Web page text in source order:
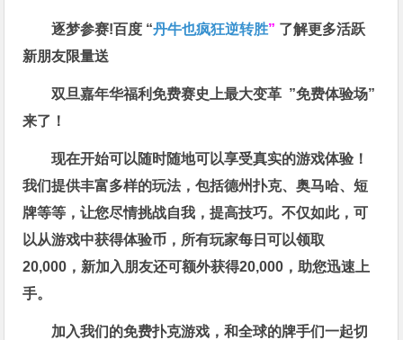
逐梦参赛!百度 “丹牛也疯狂逆转胜” 了解更多活跃
新朋友限量送
双旦嘉年华福利免费赛史上最大变革 ”免费体验场”
来了！
现在开始可以随时随地可以享受真实的游戏体验！
我们提供丰富多样的玩法，包括德州扑克、奥马哈、短
牌等等，让您尽情挑战自我，提高技巧。不仅如此，可
以从游戏中获得体验币，所有玩家每日可以领取
20,000，新加入朋友还可额外获得20,000，助您迅速上
手。
加入我们的免费扑克游戏，和全球的牌手们一起切